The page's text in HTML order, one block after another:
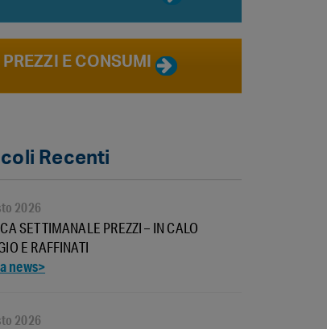
PREZZI E CONSUMI
Recenti
SETTIMANALE PREZZI – IN CALO
E RAFFINATI
2026
2026